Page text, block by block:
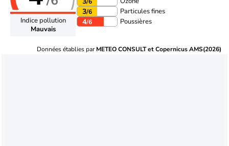
Indice pollution
Mauvais
3/6 Particules fines
4/6 Poussières
Données établies parMETEO CONSULT et Copernicus AMS(2026)